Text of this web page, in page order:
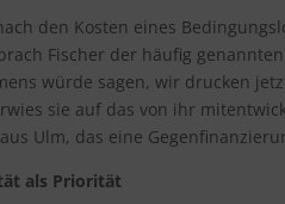
den Kosten eines
Fischer der häufig
würde sagen, wir drucken
sie auf das von ihr
Ulm, das eine
als Priorität